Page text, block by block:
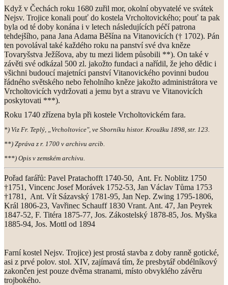
Když v Čechách roku 1680 zuřil mor, okolní obyvatelé ve svátek
Nejsv. Trojice konali pouť do kostela Vrcholtovického; pouť ta pak
byla od té doby konána i v letech následujících péčí patrona
tehdejšího, pana Jana Adama Běšína na Vitanovicích († 1702). Pán
ten povolával také každého roku na panství své dva kněze
Tovaryšstva Ježíšova, aby tu mezi lidem působili **). On také v
závěti své odkázal 500 zl. jakožto fundaci a nařídil, že jeho dědic i
všichni budoucí majetníci panství Vitanovického povinni budou
řádného světského nebo řeholního kněze jakožto administrátora ve
Vrcholtovicích vydržovati a jemu byt a stravu ve Vitanovicích
poskytovati ***).
Roku 1740 zřízena byla při kostele Vrcholtovickém fara.
*) Viz Fr. Teplý, „Vrcholtovice", ve Sborníku histor. Kroužku 1898, str. 123.
**) Zpráva z r. 1700 v archivu arcib.
***) Opis v zemském archivu.
Pořad farářů: Pavel Pratachofft 1740-50, Ant. Fr. Noblitz 1750
†1751, Vincenc Josef Morávek 1752-53, Jan Václav Tůma 1753
†1781, Ant. Vít Sázavský 1781-95, Jan Nep. Zwing 1795-1806,
Král 1806-23, Vavřinec Schauff 1830 Vrant. Ant. 47, Jan Peyrek
1847-52, F. Titéra 1875-77, Jos. Zákostelský 1878-85, Jos. Myška
1885-94, Jos. Mottl od 1894
Farní kostel Nejsv. Trojice) jest prostá stavba z doby ranně gotické,
asi z prvé polov. stol. XIV, zajímavá tím, že presbytář obdélníkový
zakončen jest pouze dvěma stranami, místo obvyklého závěru
trojbokého.